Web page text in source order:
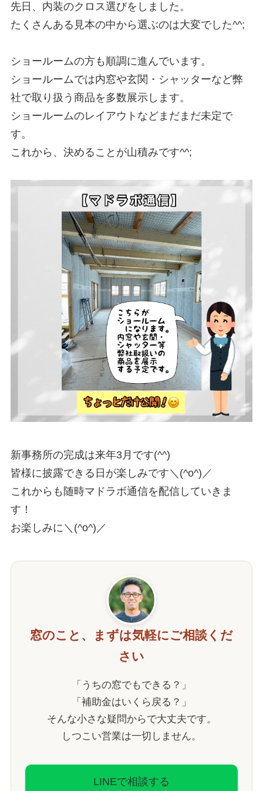
先日、内装のクロス選びをしました。
たくさんある見本の中から選ぶのは大変でした^^;
ショールームの方も順調に進んでいます。
ショールームでは内窓や玄関・シャッターなど弊
社で取り扱う商品を多数展示します。
ショールームのレイアウトなどまだまだ未定で
す。
これから、決めることが山積みです^^;
新事務所の完成は来年3月です(^^)
皆様に披露できる日が楽しみです＼(^o^)／
これからも随時マドラボ通信を配信していきま
す！
お楽しみに＼(^o^)／
窓のこと、まずは気軽にご相談くだ
さい
「うちの窓でもできる？」
「補助金はいくら戻る？」
そんな小さな疑問からで大丈夫です。
しつこい営業は一切しません。
LINEで相談する